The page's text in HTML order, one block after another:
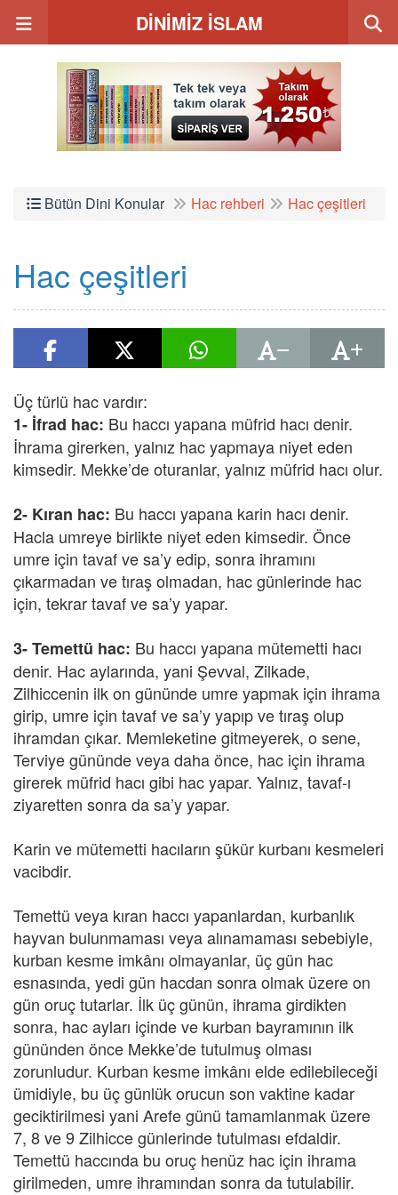
DİNİMİZ İSLAM
Bütün Dini Konular Hac rehberi Hac çeşitleri
Hac çeşitleri
Üç türlü hac vardır:
1- İfrad hac: Bu haccı yapana müfrid hacı denir.
İhrama girerken, yalnız hac yapmaya niyet eden
kimsedir. Mekke’de oturanlar, yalnız müfrid hacı olur.
2- Kıran hac: Bu haccı yapana karin hacı denir.
Hacla umreye birlikte niyet eden kimsedir. Önce
umre için tavaf ve sa’y edip, sonra ihramını
çıkarmadan ve tıraş olmadan, hac günlerinde hac
için, tekrar tavaf ve sa’y yapar.
3- Temettü hac: Bu haccı yapana mütemetti hacı
denir. Hac aylarında, yani Şevval, Zilkade,
Zilhiccenin ilk on gününde umre yapmak için ihrama
girip, umre için tavaf ve sa’y yapıp ve tıraş olup
ihramdan çıkar. Memleketine gitmeyerek, o sene,
Terviye gününde veya daha önce, hac için ihrama
girerek müfrid hacı gibi hac yapar. Yalnız, tavaf-ı
ziyaretten sonra da sa’y yapar.
Karin ve mütemetti hacıların şükür kurbanı kesmeleri
vacibdir.
Temettü veya kıran haccı yapanlardan, kurbanlık
hayvan bulunmaması veya alınamaması sebebiyle,
kurban kesme imkânı olmayanlar, üç gün hac
esnasında, yedi gün hacdan sonra olmak üzere on
gün oruç tutarlar. İlk üç günün, ihrama girdikten
sonra, hac ayları içinde ve kurban bayramının ilk
gününden önce Mekke’de tutulmuş olması
zorunludur. Kurban kesme imkânı elde edilebileceği
ümidiyle, bu üç günlük orucun son vaktine kadar
geciktirilmesi yani Arefe günü tamamlanmak üzere
7, 8 ve 9 Zilhicce günlerinde tutulması efdaldir.
Temettü haccında bu oruç henüz hac için ihrama
girilmeden, umre ihramından sonra da tutulabilir.